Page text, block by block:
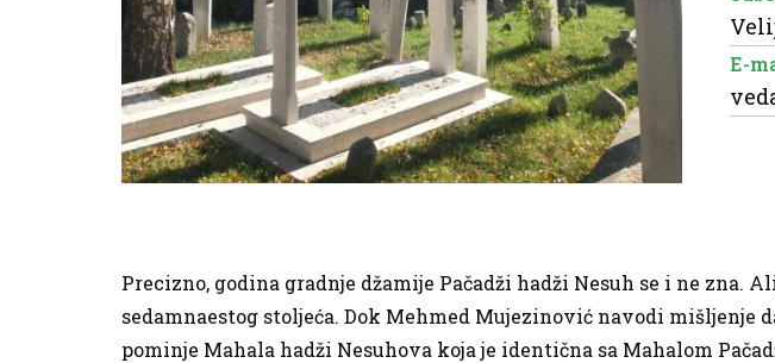
E-
Precizno, godina gradnje džamije Pačadži hadži Nesuh se i ne zna.
sedamnaestog stoljeća. Dok Mehmed Mujezinović navodi mišljenje
pominje Mahala hadži Nesuhova koja je identična sa Mahalom